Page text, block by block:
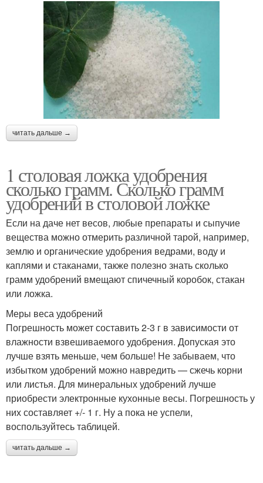
читать дальше →
1 столовая ложка удобрения
сколько грамм. Сколько грамм
удобрений в столовой ложке
Если на даче нет весов, любые препараты и сыпучие
вещества можно отмерить различной тарой, например,
землю и органические удобрения ведрами, воду и
каплями и стаканами, также полезно знать сколько
грамм удобрений вмещают спичечный коробок, стакан
или ложка.
Меры веса удобрений
Погрешность может составить 2-3 г в зависимости от
влажности взвешиваемого удобрения. Допуская это
лучше взять меньше, чем больше! Не забываем, что
избытком удобрений можно навредить — сжечь корни
или листья. Для минеральных удобрений лучше
приобрести электронные кухонные весы. Погрешность у
них составляет +/- 1 г. Ну а пока не успели,
воспользуйтесь таблицей.
читать дальше →